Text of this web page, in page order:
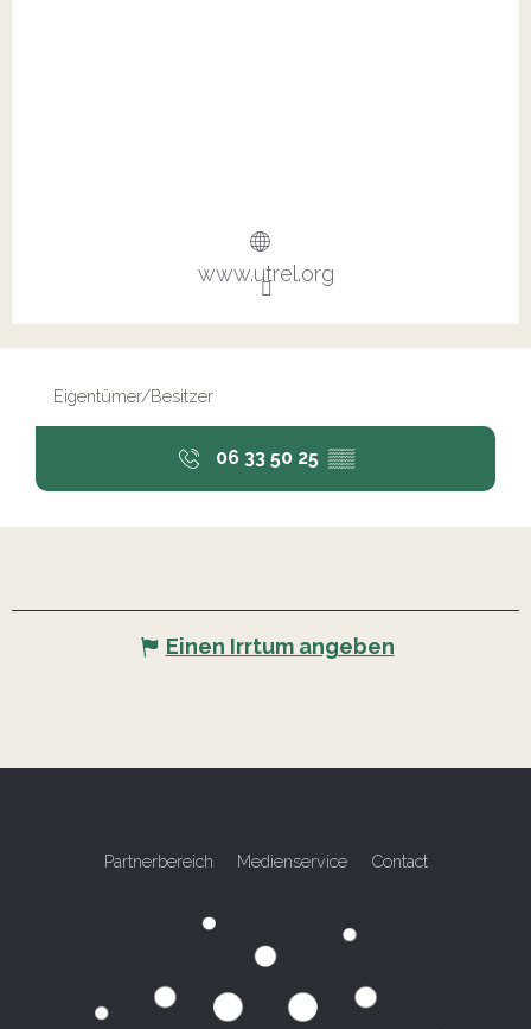
www.utrel.org
Eigentümer/Besitzer
06 33 50 25 ▒▒
Einen Irrtum angeben
Partnerbereich Medienservice Contact